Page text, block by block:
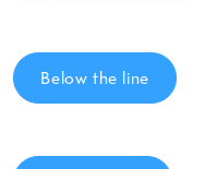
Below the line